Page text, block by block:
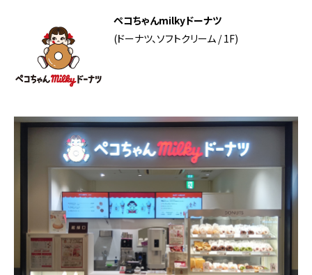
ペコちゃんmilkyドーナツ
(ドーナツ、ソフトクリーム / 1F)